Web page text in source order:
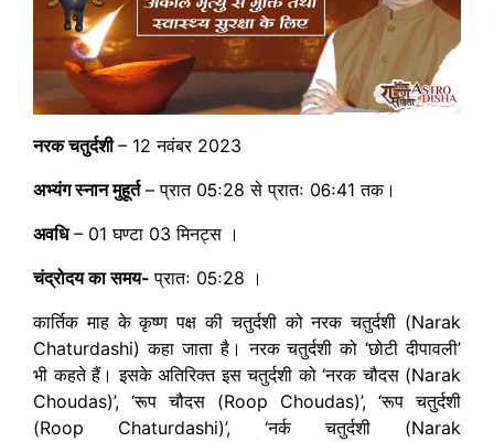
नरक चतुर्दशी– 12 नवंबर 2023
अभ्यंग स्नान मुहूर्त– प्रात 05ः28 से प्रातः 06ः41 तक।
अवधि– 01 घण्टा 03 मिनट्स ।
चंद्रोदय का समय-प्रातः 05ः28 ।
कार्तिक माह के कृष्ण पक्ष की चतुर्दशी को नरक चतुर्दशी (Narak
Chaturdashi) कहा जाता है। नरक चतुर्दशी को ‘छोटी दीपावली’
भी कहते हैं। इसके अतिरिक्त इस चतुर्दशी को ‘नरक चौदस (Narak
Choudas)’, ‘रूप चौदस (Roop Choudas)’, ‘रूप चतुर्दशी
(Roop Chaturdashi)’, ‘नर्क चतुर्दशी (Narak